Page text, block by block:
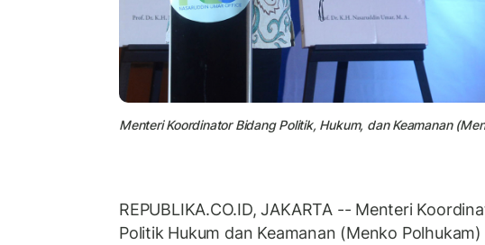
Menteri Koordinator Bidang Politik, Hukum, dan Keamanan
REPUBLIKA.CO.ID, JAKARTA -- Menteri
Politik Hukum dan Keamanan (Menko